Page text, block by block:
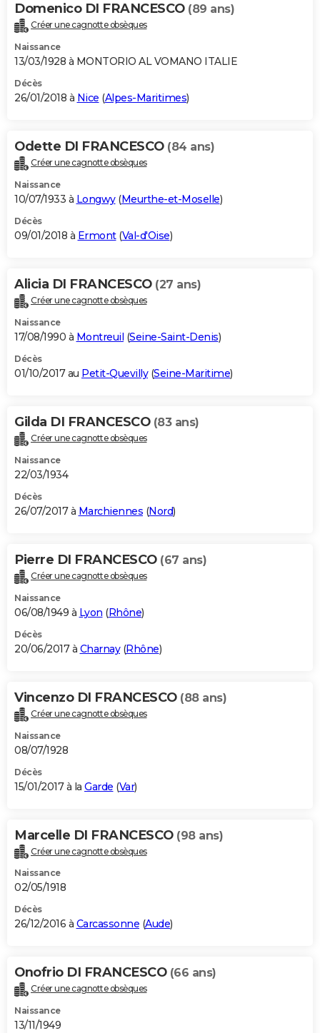
Domenico DI FRANCESCO (89 ans)
Créer une cagnotte obsèques
Naissance
13/03/1928 à MONTORIO AL VOMANO ITALIE
Décès
26/01/2018 à Nice (Alpes-Maritimes)
Odette DI FRANCESCO (84 ans)
Créer une cagnotte obsèques
Naissance
10/07/1933 à Longwy(Meurthe-et-Moselle)
Décès
09/01/2018 à Ermont(Val-d'Oise)
Alicia DI FRANCESCO (27 ans)
Créer une cagnotte obsèques
Naissance
17/08/1990 à Montreuil (Seine-Saint-Denis)
Décès
01/10/2017 au Petit-Quevilly(Seine-Maritime)
Gilda DI FRANCESCO (83 ans)
Créer une cagnotte obsèques
Naissance
22/03/1934
Décès
26/07/2017 à Marchiennes (Nord)
Pierre DI FRANCESCO (67 ans)
Créer une cagnotte obsèques
Naissance
06/08/1949 à Lyon (Rhône)
Décès
20/06/2017 à Charnay(Rhône)
Vincenzo DI FRANCESCO (88 ans)
Créer une cagnotte obsèques
Naissance
08/07/1928
Décès
15/01/2017 à la Garde (Var)
Marcelle DI FRANCESCO (98 ans)
Créer une cagnotte obsèques
Naissance
02/05/1918
Décès
26/12/2016 à Carcassonne (Aude)
Onofrio DI FRANCESCO (66 ans)
Créer une cagnotte obsèques
Naissance
13/11/1949